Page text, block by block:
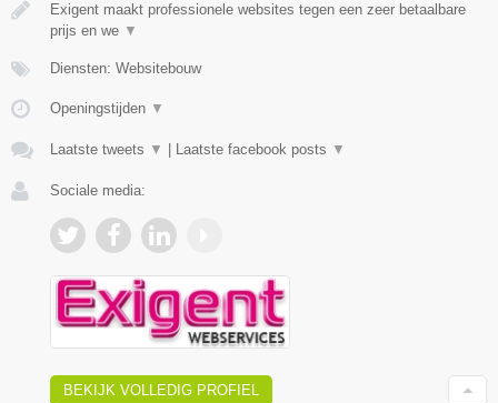
Exigent maakt professionele websites tegen een zeer betaalbare
prijs en we ▼
Diensten: Websitebouw
Openingstijden ▼
Laatste tweets ▼ Laatste facebook posts ▼
Sociale media:
BEKIJK VOLLEDIG PROFIEL